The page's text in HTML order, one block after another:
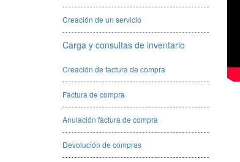
Creación de un servicio
Carga y consultas de inventario
Creación de factura de compra
Factura de compra
Anulación factura de compra
Devolución de compras